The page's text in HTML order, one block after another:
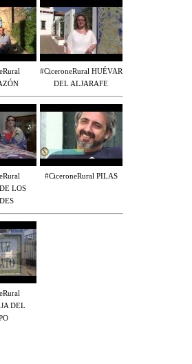
#CiceroneRural HUÉVAR
DEL ALJARAFE
LOS
#CiceroneRural PILAS
DEL